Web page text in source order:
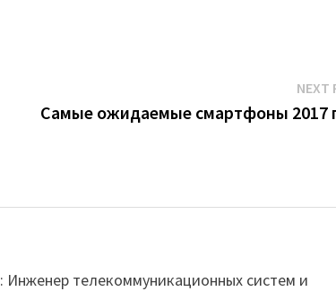
NEXT
Самые ожидаемые смартфоны 2017
Инженер телекоммуникационных систем и